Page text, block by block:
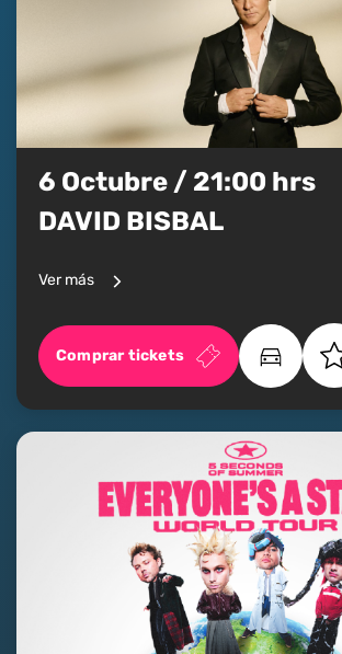
6 Octubre / 21:00 hrs
DAVID BISBAL
Ver más
Comprar tickets